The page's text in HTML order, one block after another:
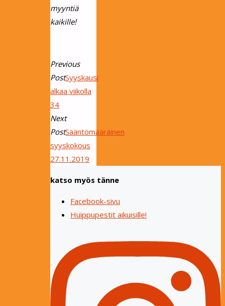
myyntiä
kaikille!
Previous
PostSyyskausi
alkaa viikolla
34
Next
PostSääntömääräinen
syyskokous
27.11.2019
katso myös tänne
Facebook-sivu
Huippupestit aikuisille!